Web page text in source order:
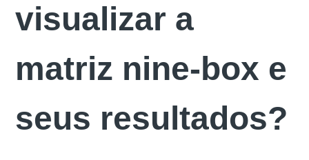
visualizar a
matriz nine-box e
seus resultados?